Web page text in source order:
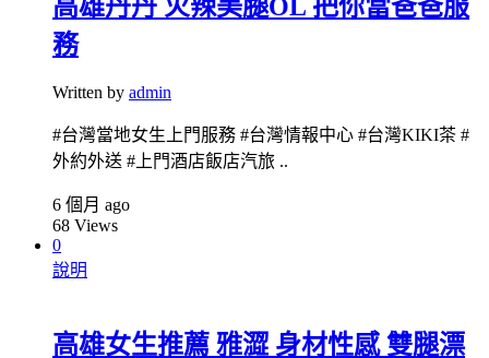
高雄丹丹 火辣美腿OL 把你當爸爸服
務
Written by admin
#台灣當地女生上門服務 #台灣情報中心 #台灣KIKI茶 #
外約外送 #上門酒店飯店汽旅 ..
6 個月 ago
68 Views
0
說明
高雄女生推薦 雅澀 身材性感 雙腿漂